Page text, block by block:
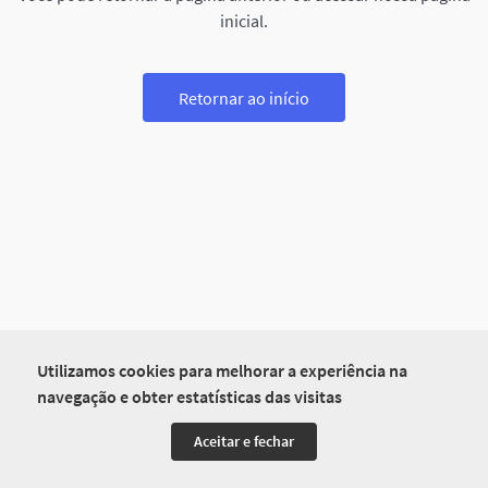
Utilizamos cookies para melhorar a experiência na
navegação e obter estatísticas das visitas
Aceitar e fechar
inicial.
Retornar ao início